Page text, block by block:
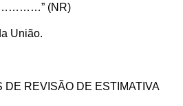
(NR)
União.
REVISÃO DE ESTIMATIVA